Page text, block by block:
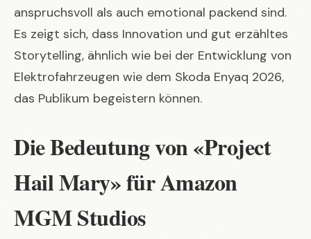
anspruchsvoll als auch emotional packend sind.
Es zeigt sich, dass Innovation und gut erzähltes
Storytelling, ähnlich wie bei der Entwicklung von
Elektrofahrzeugen wie dem Skoda Enyaq 2026,
das Publikum begeistern können.
Die Bedeutung von «Project
Hail Mary» für Amazon
MGM Studios